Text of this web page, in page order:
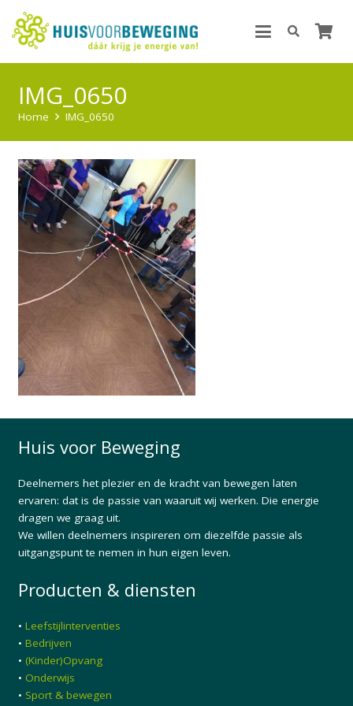
IMG_0650
Home IMG_0650
Huis voor Beweging
Deelnemers het plezier en de kracht van bewegen laten
ervaren: dat is de passie van waaruit wij werken. Die energie
dragen we graag uit.
We willen deelnemers inspireren om diezelfde passie als
uitgangspunt te nemen in hun eigen leven.
Producten & diensten
• Leefstijlinterventies
• Bedrijven
• (Kinder)Opvang
• Onderwijs
• Sport & bewegen